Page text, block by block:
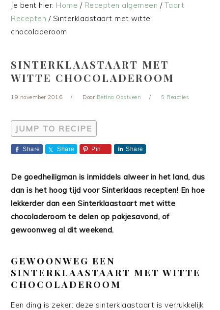
Je bent hier: Home / Recepten algemeen / Taart
Recepten /Sinterklaastaart met witte
chocoladeroom
SINTERKLAASTAART MET
WITTE CHOCOLADEROOM
19 november 2016 Door Betina Oostveen 5 Reacties
JUMP TO RECIPE
Share Share Pin Share
De goedheiligman is inmiddels alweer in het land, dus
dan is het hoog tijd voor Sinterklaas recepten! En hoe
lekkerder dan een Sinterklaastaart met witte
chocoladeroom te delen op pakjesavond, of
gewoonweg al dit weekend.
GEWOONWEG EEN
SINTERKLAASTAART MET WITTE
CHOCOLADEROOM
Een ding is zeker: deze sinterklaastaart is verrukkelijk